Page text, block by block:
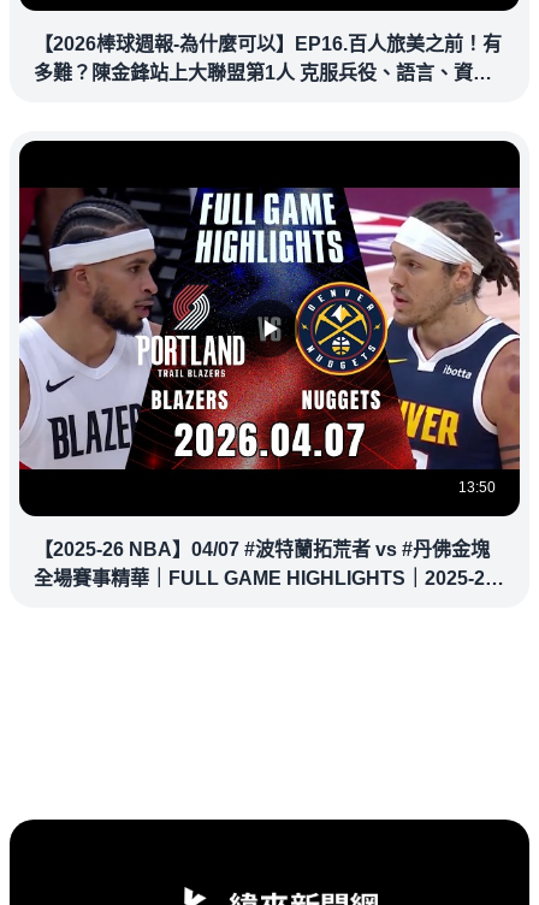
【2026棒球週報-為什麼可以】EP16.百人旅美之前！有
多難？陳金鋒站上大聯盟第1人 克服兵役、語言、資訊
13:50
【2025-26 NBA】04/07 #波特蘭拓荒者 vs #丹佛金塊
全場賽事精華｜FULL GAME HIGHLIGHTS｜2025-26